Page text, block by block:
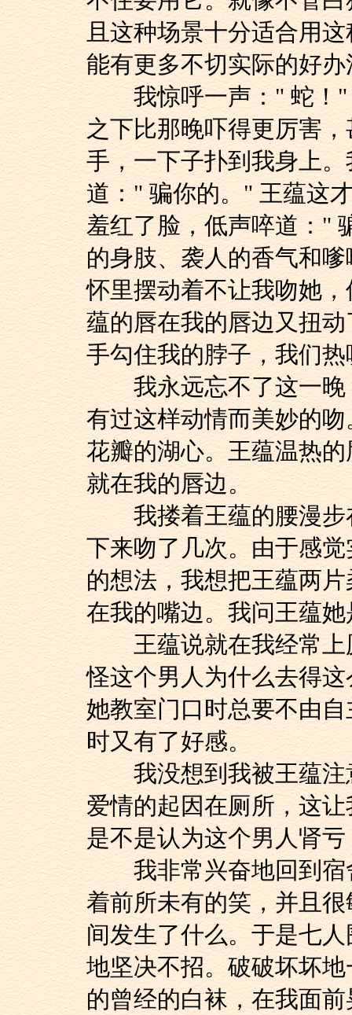
且这种场景十分适合用
能有更多不切实际的好办
我惊呼一声：" 蛇！"
之下比那晚吓得更厉害
手，一下子扑到我身上
道：" 骗你的。" 王蕴这
羞红了脸，低声啐道："
的身肢、袭人的香气和
怀里摆动着不让我吻她
蕴的唇在我的唇边又扭
手勾住我的脖子，我们
我永远忘不了这一晚
有过这样动情而美妙的
花瓣的湖心。王蕴温热
就在我的唇边。
我搂着王蕴的腰漫步
下来吻了几次。由于感
的想法，我想把王蕴两
在我的嘴边。我问王蕴
王蕴说就在我经常上
怪这个男人为什么去得
她教室门口时总要不由
时又有了好感。
我没想到我被王蕴注
爱情的起因在厕所，这
是不是认为这个男人肾
我非常兴奋地回到宿
着前所未有的笑，并且
间发生了什么。于是七
地坚决不招。破破坏坏
的曾经的白袜，在我面